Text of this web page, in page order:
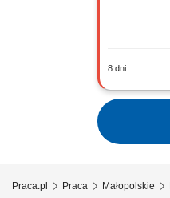
8 dni
Praca.pl Praca Małopolskie